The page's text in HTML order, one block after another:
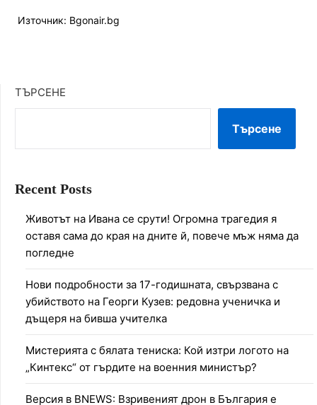
Източник: Bgonair.bg
ТЪРСЕНЕ
Търсене
Recent Posts
Животът на Ивана се срути! Огромна трагедия я
оставя сама до края на дните й, повече мъж няма да
погледне
Нови подробности за 17-годишната, свързвана с
убийството на Георги Кузев: редовна ученичка и
дъщеря на бивша учителка
Мистерията с бялата тениска: Кой изтри логото на
„Кинтекс“ от гърдите на военния министър?
Версия в BNEWS: Взривеният дрон в България е